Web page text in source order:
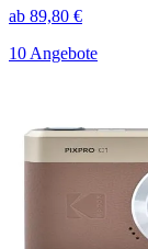
ab 89,80 €
10 Angebote